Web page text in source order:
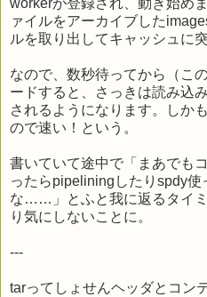
workerが登録され、動き始め
ァイルをアーカイブした
ルを取り出してキャッシュに
なので、数秒待ってから（こ
ードすると、さっきは読み込
されるようになります。しか
ので速い！という。
書いていて途中で「まあでも
ったらpipeliningしたりspdy使
な……」とふと我に返るタイ
り気にしないことに。
---
tarってしょせんヘッダとコン